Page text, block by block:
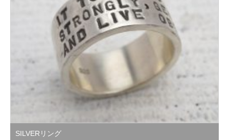
SILVERリング